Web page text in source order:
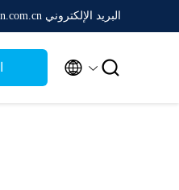
البريد الإلكتروني info@cpnonwoven.com.cn
 